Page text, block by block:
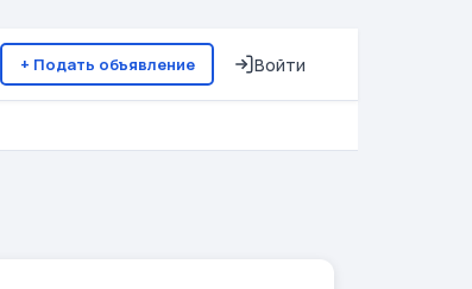
+ Подать объявление Войти